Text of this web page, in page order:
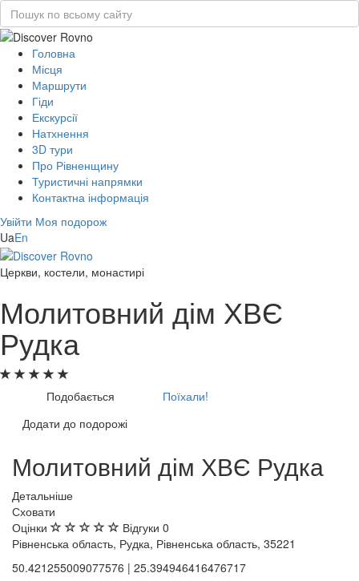
Головна
Місця
Маршрути
Гіди
Екскурсії
Натхнення
3D тури
Про Рівненщину
Туристичні напрямки
Контактна інформація
Увійти Моя подорож
UaEn
Церкви, костели, монастирі
Молитовний дім ХВЄ
Рудка
Подобається
Поїхали!
Додати до подорожі
Молитовний дім ХВЄ Рудка
Детальніше
Сховати
Оцінки
Відгуки 0
Рівненська область, Рудка, Рівненська область, 35221
50.421255009077576 | 25.394946416476717